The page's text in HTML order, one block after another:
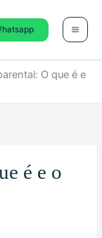
O que é e
é e o